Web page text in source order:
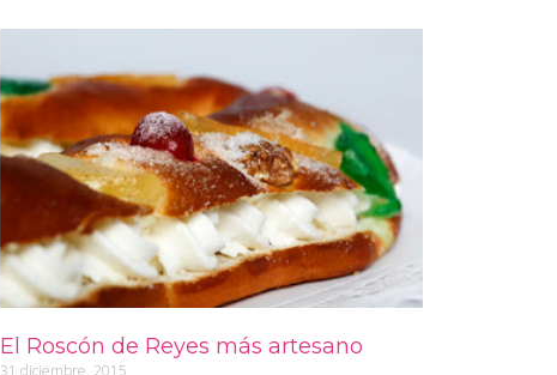
El Roscón de Reyes más artesano